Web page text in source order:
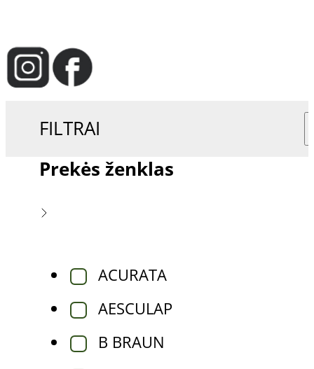
FILTRAI
Prekės ženklas
ACURATA
AESCULAP
B BRAUN